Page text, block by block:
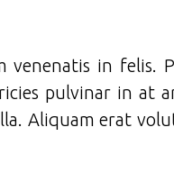
in felis.
pulvinar in at
Aliquam erat